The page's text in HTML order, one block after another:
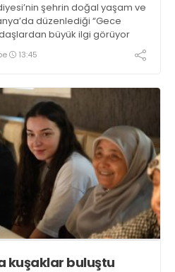
şehrin doğal yaşam ve
düzenlediği “Gece
büyük ilgi görüyor
13:45
kuşaklar buluştu